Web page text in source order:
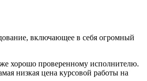
включающее в себя огромный
хорошо проверенному исполнителю.
низкая цена курсовой работы на